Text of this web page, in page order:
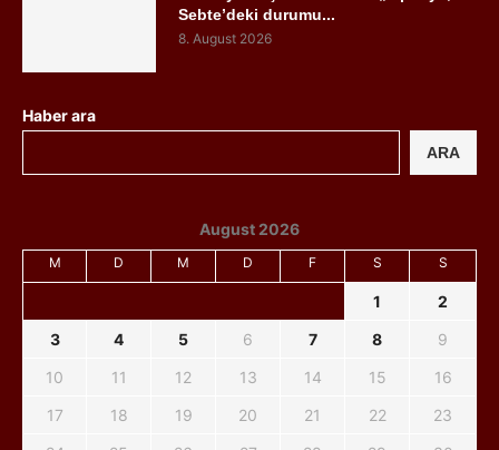
Sebte’deki durumu...
8. August 2026
Haber ara
ARA
August 2026
M D M D F S S
1
2
3
4 5 6 7 8
9
10
11 12 13 14 15
16
17
18 19 20 21 22
23